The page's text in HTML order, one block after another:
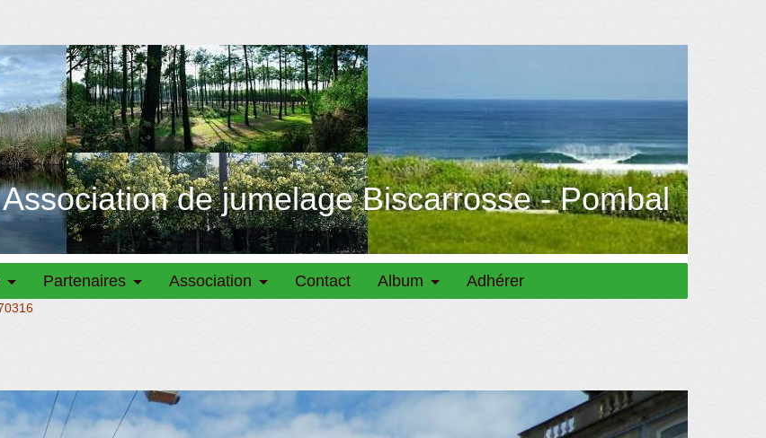
Association de jumelage Biscarrosse - Pombal
Partenaires Association Contact Album Adhérer